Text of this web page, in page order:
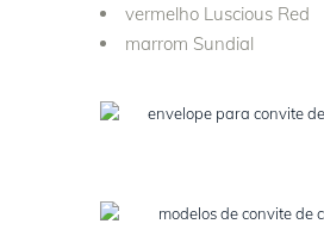
vermelho Luscious Red
marrom Sundial